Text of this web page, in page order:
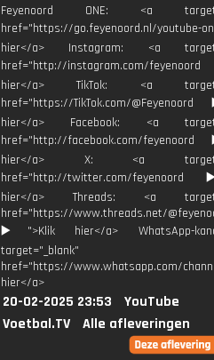
Feyenoord ONE: <a
href="https://go.feyenoord.nl/youtube-
hier</a> Instagram: <a
href="http://instagram.com/
hier</a> TikTok: <a
href="https://TikTok.com/
hier</a> Facebook: <a
href="http://facebook.com/
hier</a> X: <a
href="http://twitter.com/
hier</a> Threads: <a
href="https://www.threads.net/
▶️">Klik hier</a> WhatsApp-
target="_blank"
href="https://www.whatsapp.com/
hier</a>
20-02-2025 23:53
YouTube
Voetbal.TV
Alle afleveringen